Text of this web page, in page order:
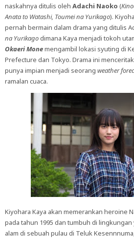
naskahnya ditulis oleh Adachi Naoko (
Anata to Watashi, Toumei na Yurikago).
pernah bermain dalam drama yang ditulis
na Yurikagodimana Kaya menjadi tokoh
Okaeri Monemengambil lokasi syuting di
Prefecture dan Tokyo. Drama ini
punya impian menjadi seorang weather
ramalan cuaca.
Kiyohara Kaya akan memerankan heroine
pada tahun 1995 dan tumbuh di
alam di sebuah pulau di Teluk